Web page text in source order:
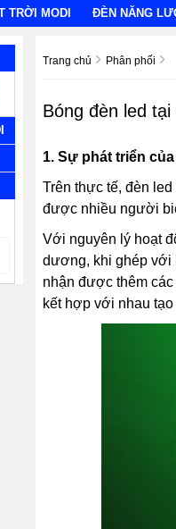
TRỜI MODI ĐÈN NĂNG
Trang chủ Phân phối
Bóng đèn led
1. Sự phát triển
Trên thực tế, đèn
được nhiều người
Với nguyên lý hoạt
dương, khi ghép với
nhận được thêm
kết hợp với nhau